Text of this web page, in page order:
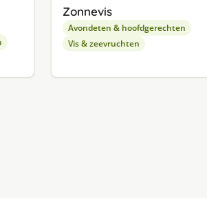
Zonnevis
Avondeten & hoofdgerechten
Vis & zeevruchten